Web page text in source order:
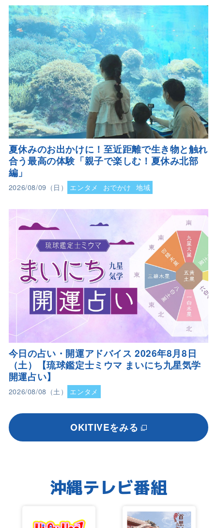
夏休みのお出かけに！至近距離で生き物と触れ
合う最高の体験「親子で楽しむ！夏休み北部
編」
2026/08/09（日） エンタメ おでかけ 地域
今日の占い・開運アドバイス 2026年8月8日
（土）【琉球鑑定士ミウマ まいにち九星気学
開運占い】
2026/08/08（土） エンタメ
OKITIVEをみる
沖縄テレビ番組